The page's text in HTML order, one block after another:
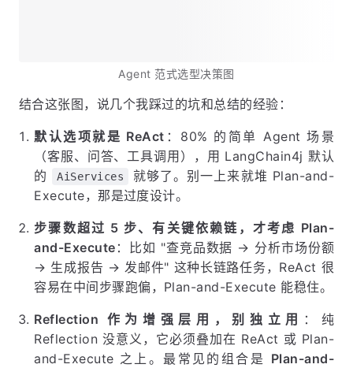
Agent 范式选型决策图
结合这张图，说几个我踩过的坑和总结的经验：
默认选项就是 ReAct ：80% 的简单 Agent 场景
（客服、问答、工具调用），用 LangChain4j 默认
的
AiServices
就够了。别一上来就堆 Plan-and-
Execute，那是过度设计。
步骤数超过 5 步、有关键依赖链，才考虑 Plan-
and-Execute ：比如 "查竞品数据 → 分析市场份额
→ 生成报告 → 发邮件" 这种长链路任务，ReAct 很
容易在中间步骤跑偏，Plan-and-Execute 能稳住。
Reflection 作为增强层用，别独立用
：纯
Reflection 没意义，它必须叠加在 ReAct 或 Plan-
and-Execute 之上。最常见的组合是 Plan-and-